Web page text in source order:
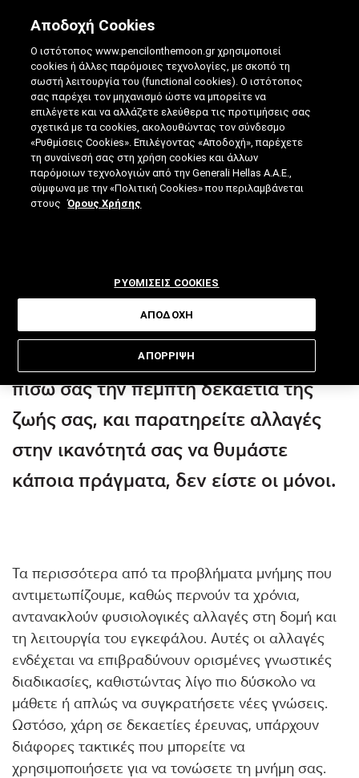
ΑΣΚΉΣΕΙΣ ΜΝΉΜΗΣ: 5 ΠΡΟΤΆΣΕΙΣ ΓΙΑ
ΤΟΥΣ ΆΝΩ ΤΩΝ 40
28.02.2023|4 ΛΕΠΤΑ ΑΝΑΓΝΩΣΗΣ|
ΑΠΟ: ΒΊΚΥ ΤΣΟΎΡΤΟΥ
Εάν διανύετε ή έχετε ήδη αφήσει
πίσω σας την πέμπτη δεκαετία της
ζωής σας, και παρατηρείτε αλλαγές
στην ικανότητά σας να θυμάστε
κάποια πράγματα, δεν είστε οι μόνοι.
Τα περισσότερα από τα προβλήματα μνήμης που
αντιμετωπίζουμε, καθώς περνούν τα χρόνια,
αντανακλούν φυσιολογικές αλλαγές στη δομή και
τη λειτουργία του εγκεφάλου. Αυτές οι αλλαγές
ενδέχεται να επιβραδύνουν ορισμένες γνωστικές
διαδικασίες, καθιστώντας λίγο πιο δύσκολο να
μάθετε ή απλώς να συγκρατήσετε νέες γνώσεις.
Ωστόσο, χάρη σε δεκαετίες έρευνας, υπάρχουν
διάφορες τακτικές που μπορείτε να
χρησιμοποιήσετε για να τονώσετε τη μνήμη σας.
Αποδοχή Cookies
Ο ιστότοπος www.pencilonthemoon.gr χρησιμοποιεί
cookies ή άλλες παρόμοιες τεχνολογίες, με σκοπό τη
σωστή λειτουργία του (functional cookies). Ο ιστότοπος
σας παρέχει τον μηχανισμό ώστε να μπορείτε να
επιλέγετε και να αλλάζετε ελεύθερα τις προτιμήσεις σας
σχετικά με τα cookies, ακολουθώντας τον σύνδεσμο
«Ρυθμίσεις Cookies». Επιλέγοντας «Αποδοχή», παρέχετε
τη συναίνεσή σας στη χρήση cookies και άλλων
παρόμοιων τεχνολογιών από την Generali Hellas A.A.E.,
σύμφωνα με την «Πολιτική Cookies» που περιλαμβάνεται
στους
Όρους Χρήσης
ΡΥΘΜΙΣΕΙΣ COOKIES
ΑΠΟΡΡΙΨΗ
ΑΠΟΔΟΧΗ